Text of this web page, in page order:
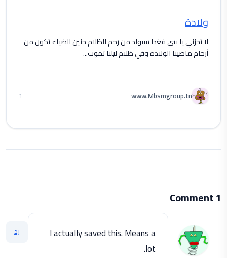
ولادة
لا تحزني يا بني فغدا سيولد من رحم الظلام جنين الضياء تكون من
أرحام ماضينا الولادة وفي ظلام ليلنا تموت...
www.Mbsmgroup.tn
1
1 Comment
I actually saved this. Means a
lot.
رد